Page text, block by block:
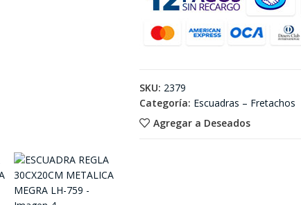
Agregar a Deseados
SKU: 2379
Categoría: Escuadras – Fretachos